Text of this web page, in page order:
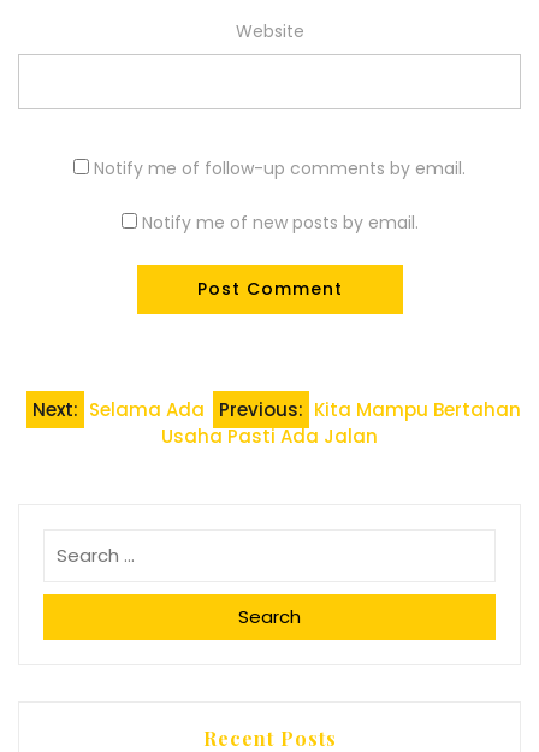
Website
Notify me of follow-up comments by email.
Notify me of new posts by email.
Post
Previous: Kita Mampu Bertahan
Next: Selama Ada
Usaha Pasti Ada Jalan
Search
Recent Posts